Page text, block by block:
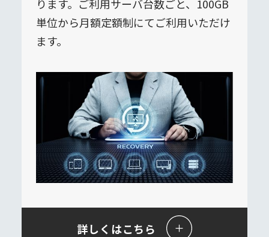
ります。ご利用サーバ台数ごと、100GB
単位から月額定額制にてご利用いただけ
ます。
詳しくはこちら